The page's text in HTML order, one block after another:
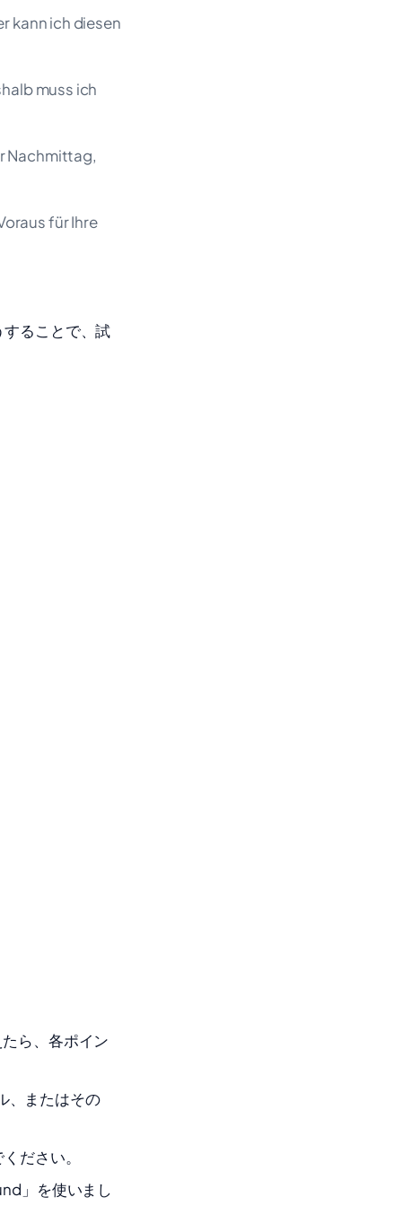
kann ich diesen
muss ich
Nachmittag,
für Ihre
ることで、試
ら、各ポイン
、またはその
ださい。
」を使いまし